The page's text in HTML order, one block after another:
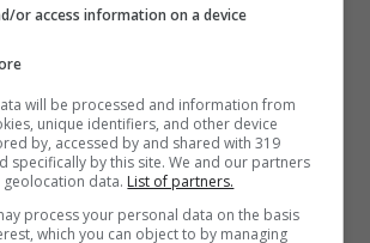
Napoli. Il secondo
nel mirino del Bologna è
dai felsinei da un paio
era sul punto di sbarcare a
ma il Milan andò su di lui e lo
or access information on a device
will be processed and information from
unique identifiers, and other device
by, accessed by and shared with 319
specifically by this site. We and our partners
geolocation data. List of partners.
process your personal data on the basis
which you can object to by managing